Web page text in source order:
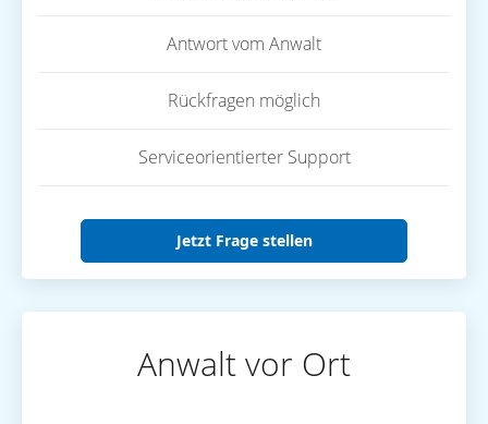
Antwort vom Anwalt
Rückfragen möglich
Serviceorientierter Support
Jetzt Frage stellen
Anwalt vor Ort